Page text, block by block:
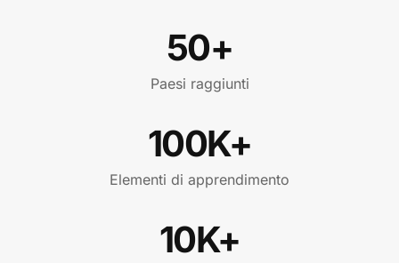
50+
Paesi raggiunti
100K+
Elementi di apprendimento
10K+